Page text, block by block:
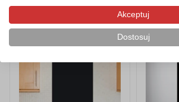
Produkty z tej samej kategorii
Akceptuj
Dostosuj